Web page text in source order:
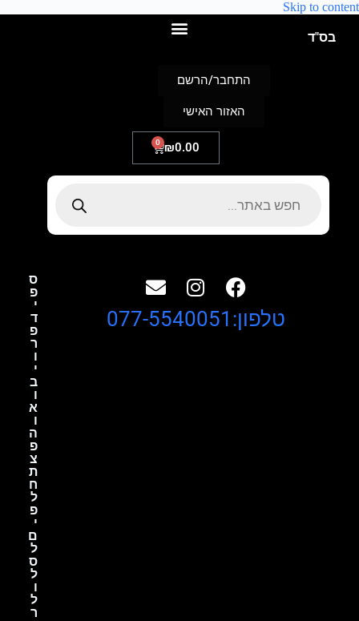
Skip to content
בס"ד
₪0.00
0
התחבר/הרשם
האזור האישי
ס
פ
י
ד
פ
ר
ו
י
ב
ו
א
ו
ה
פ
צ
ת
ח
ל
פ
י
ם
ל
ס
ל
ו
ל
ר
טלפון:077-5540051